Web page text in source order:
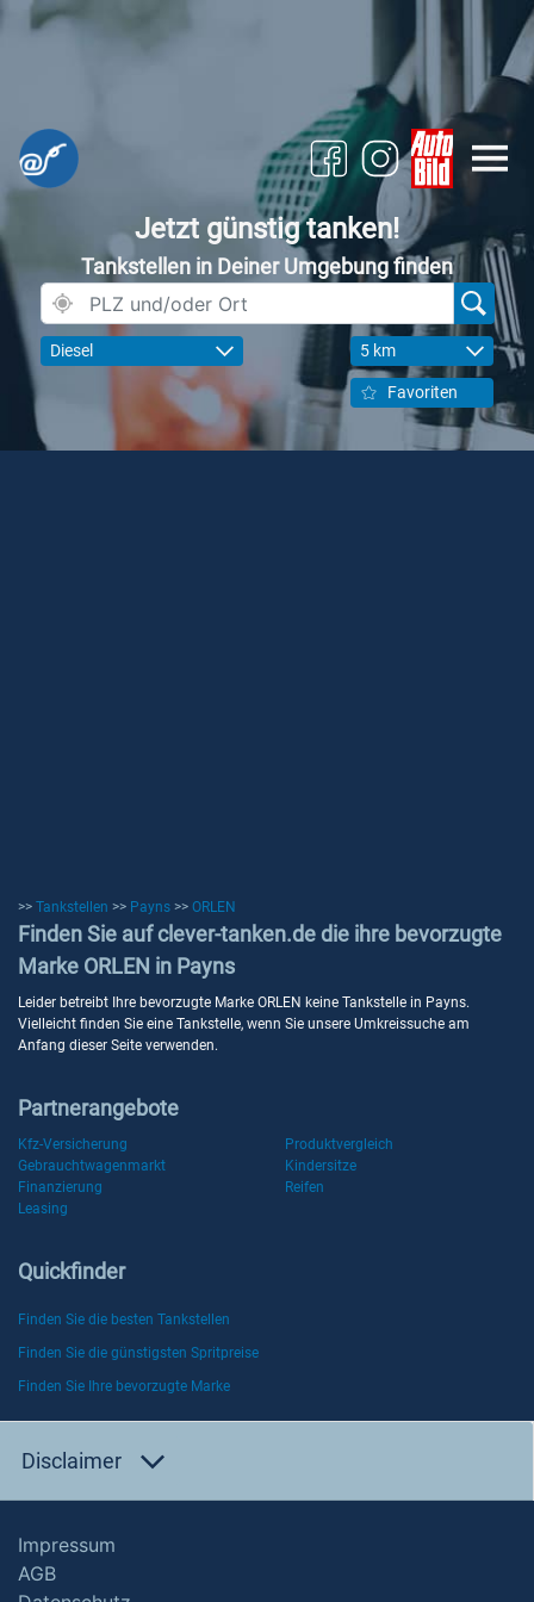
Jetzt günstig tanken!
Tankstellen in Deiner Umgebung finden
Diesel 5 km
Favoriten
>> Tankstellen >> Payns >> ORLEN
Finden Sie auf clever-tanken.de die ihre bevorzugte
Marke ORLEN in Payns
Leider betreibt Ihre bevorzugte Marke ORLEN keine Tankstelle in Payns.
Vielleicht finden Sie eine Tankstelle, wenn Sie unsere Umkreissuche am
Anfang dieser Seite verwenden.
Partnerangebote
Kfz-Versicherung
Produktvergleich
Gebrauchtwagenmarkt
Kindersitze
Finanzierung
Reifen
Leasing
Quickfinder
Finden Sie die besten Tankstellen
Finden Sie die günstigsten Spritpreise
Finden Sie Ihre bevorzugte Marke
Disclaimer
Impressum
AGB